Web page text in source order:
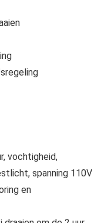
vochtigheid,
spanning 110V
en